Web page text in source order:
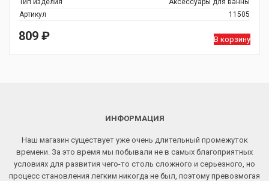
Тип изделия
Аксессуары для ванны
Артикул
11505
809 ₽ В корзину
ИНФОРМАЦИЯ
Наш магазин существует уже очень длительный промежуток
времени. За это время мы побывали не в самых благоприятных
условиях для развития чего-то столь сложного и серьезного, но
процесс становления легким никогда не был, поэтому превозмогая